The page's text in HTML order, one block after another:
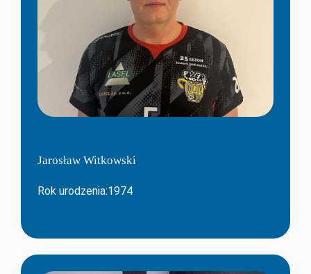
Jarosław Witkowski
Rok urodzenia:1974